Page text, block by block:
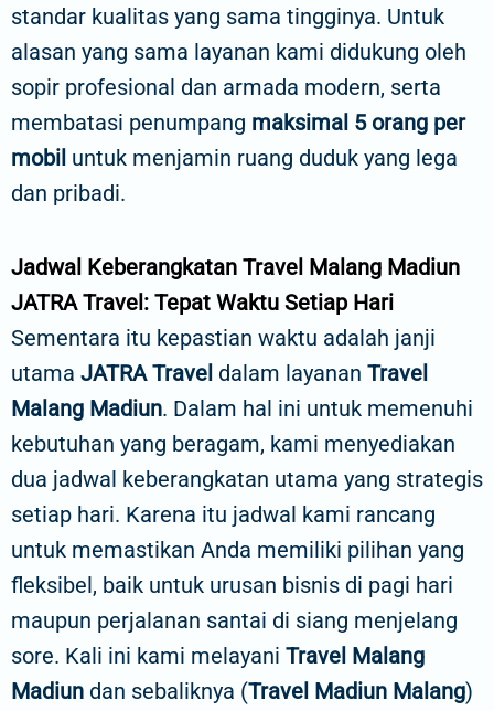
standar kualitas yang sama tingginya. Untuk
alasan yang sama layanan kami didukung oleh
sopir profesional dan armada modern, serta
membatasi penumpang maksimal 5 orang per
mobil untuk menjamin ruang duduk yang lega
dan pribadi.
Jadwal Keberangkatan Travel Malang Madiun
JATRA Travel: Tepat Waktu Setiap Hari
Sementara itu kepastian waktu adalah janji
utama JATRA Travel dalam layanan Travel
Malang Madiun. Dalam hal ini untuk memenuhi
kebutuhan yang beragam, kami menyediakan
dua jadwal keberangkatan utama yang strategis
setiap hari. Karena itu jadwal kami rancang
untuk memastikan Anda memiliki pilihan yang
fleksibel, baik untuk urusan bisnis di pagi hari
maupun perjalanan santai di siang menjelang
sore. Kali ini kami melayani Travel Malang
Madiun dan sebaliknya (Travel Madiun Malang)